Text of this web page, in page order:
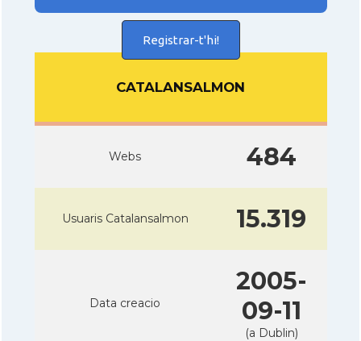
Registrar-t'hi!
CATALANSALMON
Webs 484
Usuaris Catalansalmon 15.319
Data creacio
2005-
09-11
(a Dublin)